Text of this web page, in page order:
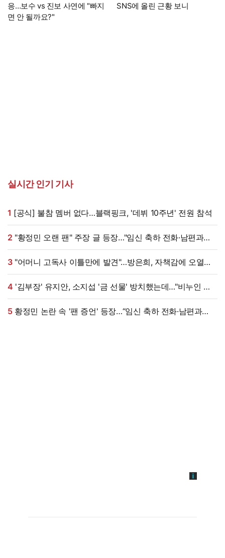
응…보수 vs 진보 사연에 "빠지
면 안 될까요?"
SNS에 올린 근황 보니
실시간 인기 기사
1 [공식] 불참 멤버 없다…블랙핑크, '데뷔 10주년' 전원 참석
2
식사도" 온라인 확산 [엑's 이슈]
3"어머니 고독사 이틀만에 발견"…방은희, 자책감에 오열
(특종세상)[전일야화]
4
엄마가 알아봐" (원마이크)
5황정민 논란 속 '팬 증언' 등장…“임신 축하 전화·남편과